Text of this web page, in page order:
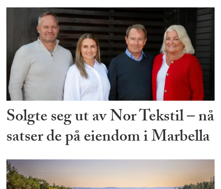
Solgte seg ut av Nor Tekstil – nå
satser de på eiendom i Marbella